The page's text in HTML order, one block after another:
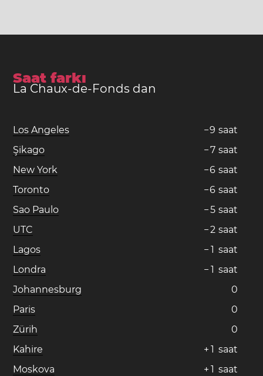
Saat farkı
La Chaux-de-Fonds dan
Los Angeles −9 saat
Şikago
−7 saat
New York
−6 saat
Toronto
−6 saat
Sao Paulo
−5 saat
UTC
−2 saat
Lagos
− 1 saat
Londra
− 1 saat
Johannesburg
0
Paris
0
Zürih
0
Kahire
+ 1 saat
Moskova
+ 1 saat